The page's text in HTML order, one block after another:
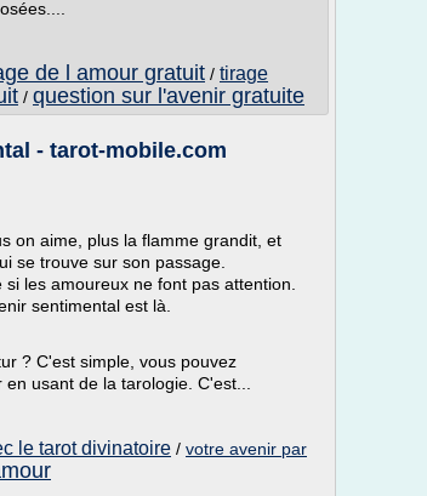
de l amour gratuit / tirage
/ question sur l'avenir gratuite
- tarot-mobile.com
on aime, plus la flamme grandit, et
se trouve sur son passage.
les amoureux ne font pas attention.
sentimental est là.
? C'est simple, vous pouvez
usant de la tarologie. C'est...
le tarot divinatoire / votre avenir par